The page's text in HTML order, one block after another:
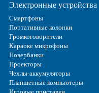
Электронные устройства
Смартфоны
Портативные колонки
Громкоговорители
Караоке микрофоны
Повербанки
Проекторы
Чехлы-аккумуляторы
Планшетные компьютеры